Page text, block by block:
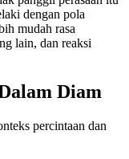
dengan pola
mudah rasa
lain, dan reaksi
Diam
percintaan dan